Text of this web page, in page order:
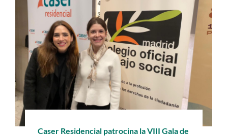
Caser Residencial patrocina la VIII Gala de